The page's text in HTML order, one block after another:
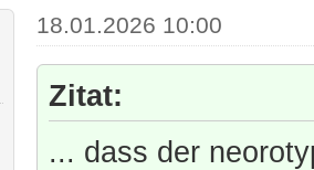
18.01.2026 10:00
Zitat:
... dass der